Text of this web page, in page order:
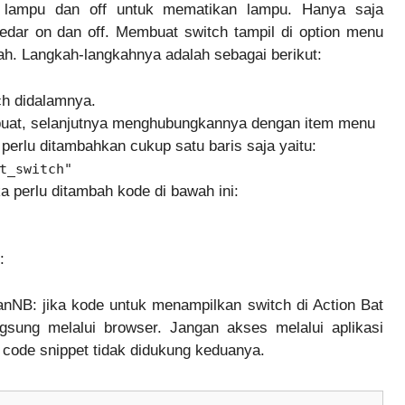
dan off untuk mematikan lampu. Hanya saja
on dan off. Membuat switch tampil di option menu
Langkah-langkahnya adalah sebagai berikut:
didalamnya.
selanjutnya menghubungkannya dengan item menu
ditambahkan cukup satu baris saja yaitu:
perlu ditambah kode di bawah ini:
jika kode untuk menampilkan switch di Action Bat
melalui browser. Jangan akses melalui aplikasi
snippet tidak didukung keduanya.